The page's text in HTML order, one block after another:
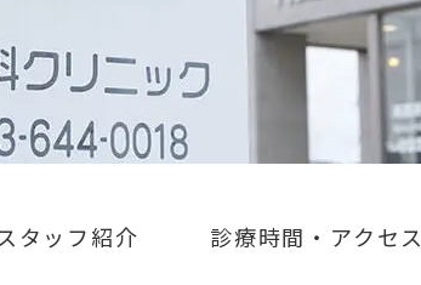
タッフ紹介 診療時間・アクセス